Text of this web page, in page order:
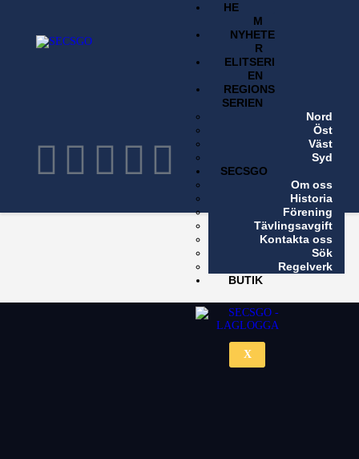
Kontakta oss
Sök
Regelverk
BUTI
HE
M
NYHETE
R
ELITSERI
EN
REGIONS
SERIEN
Nord
Öst
Väst
Syd
SECSGO
Om oss
Historia
Förening
Tävlingsavgift
Kontakta oss
Sök
Regelverk
BUTIK
X